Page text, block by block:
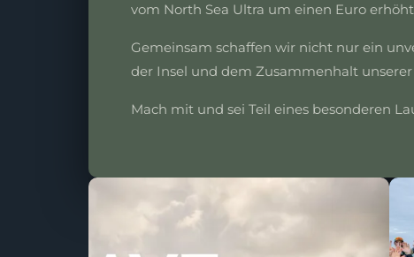
vom North Sea Ultra um einen Euro
Gemeinsam schaffen wir nicht nur ein
der Insel und dem Zusammenhalt
Mach mit und sei Teil eines besonderen